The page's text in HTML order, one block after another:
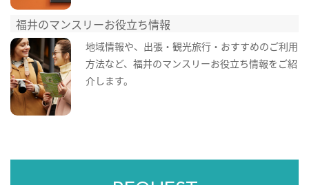
福井のマンスリーお役立ち情報
地域情報や、出張・観光旅行・おすすめのご利用
方法など、福井のマンスリーお役立ち情報をご紹
介します。